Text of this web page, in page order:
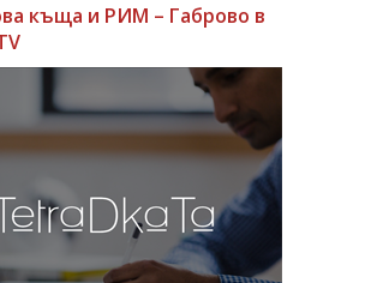
къща и РИМ – Габрово в